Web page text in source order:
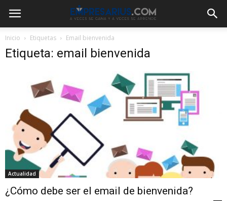
Inicio Etiquetas Email bienvenida
Etiqueta: email bienvenida
Actualidad
¿Cómo debe ser el email de bienvenida?